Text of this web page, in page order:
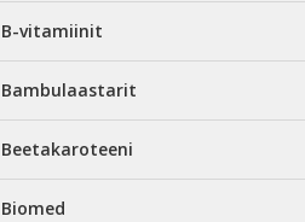
B-vitamiinit
Bambulaastarit
Beetakaroteeni
Biomed